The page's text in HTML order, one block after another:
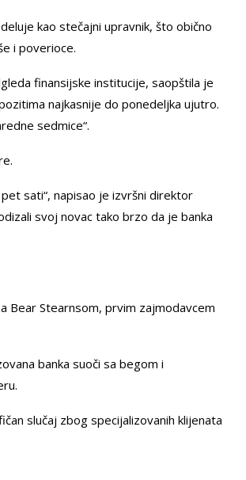
kao stečajni upravnik, što obično
i poverioce.
finansijske institucije, saopštila je
najkasnije do ponedeljka ujutro.
sedmice“.
sati“, napisao je izvršni direktor
svoj novac tako brzo da je banka
Bear Stearnsom, prvim zajmodavcem
banka suoči sa begom i
slučaj zbog specijalizovanih klijenata